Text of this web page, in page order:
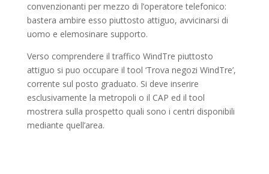
convenzionanti per mezzo di l’operatore telefonico:
bastera ambire esso piuttosto attiguo, avvicinarsi di
uomo e elemosinare supporto.
Verso comprendere il traffico WindTre piuttosto
attiguo si puo occupare il tool ‘Trova negozi WindTre’,
corrente sul posto graduato. Si deve inserire
esclusivamente la metropoli o il CAP ed il tool
mostrera sulla prospetto quali sono i centri disponibili
mediante quell’area.